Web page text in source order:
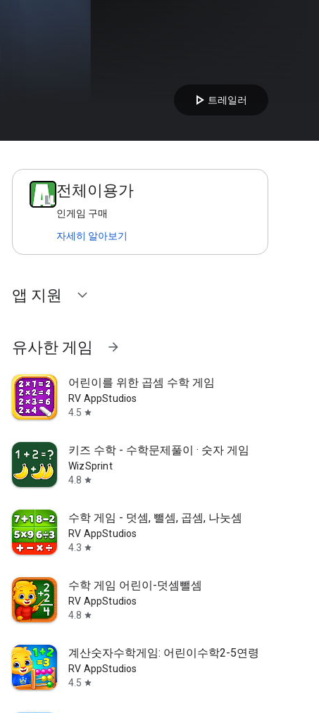
play_arrow 트레일러
전체이용가
인게임 구매
자세히 알아보기
앱 지원 expand_more
유사한 게임 arrow_forward
어린이를 위한 곱셈 수학 게임
RV AppStudios
4.5 star
키즈 수학 - 수학문제풀이 · 숫자 게임
WizSprint
4.8 star
수학 게임 - 덧셈, 뺄셈, 곱셈, 나눗셈
RV AppStudios
4.3 star
수학 게임 어린이-덧셈뺄셈
RV AppStudios
4.8 star
계산숫자수학게임: 어린이수학2-5연령
RV AppStudios
4.5 star